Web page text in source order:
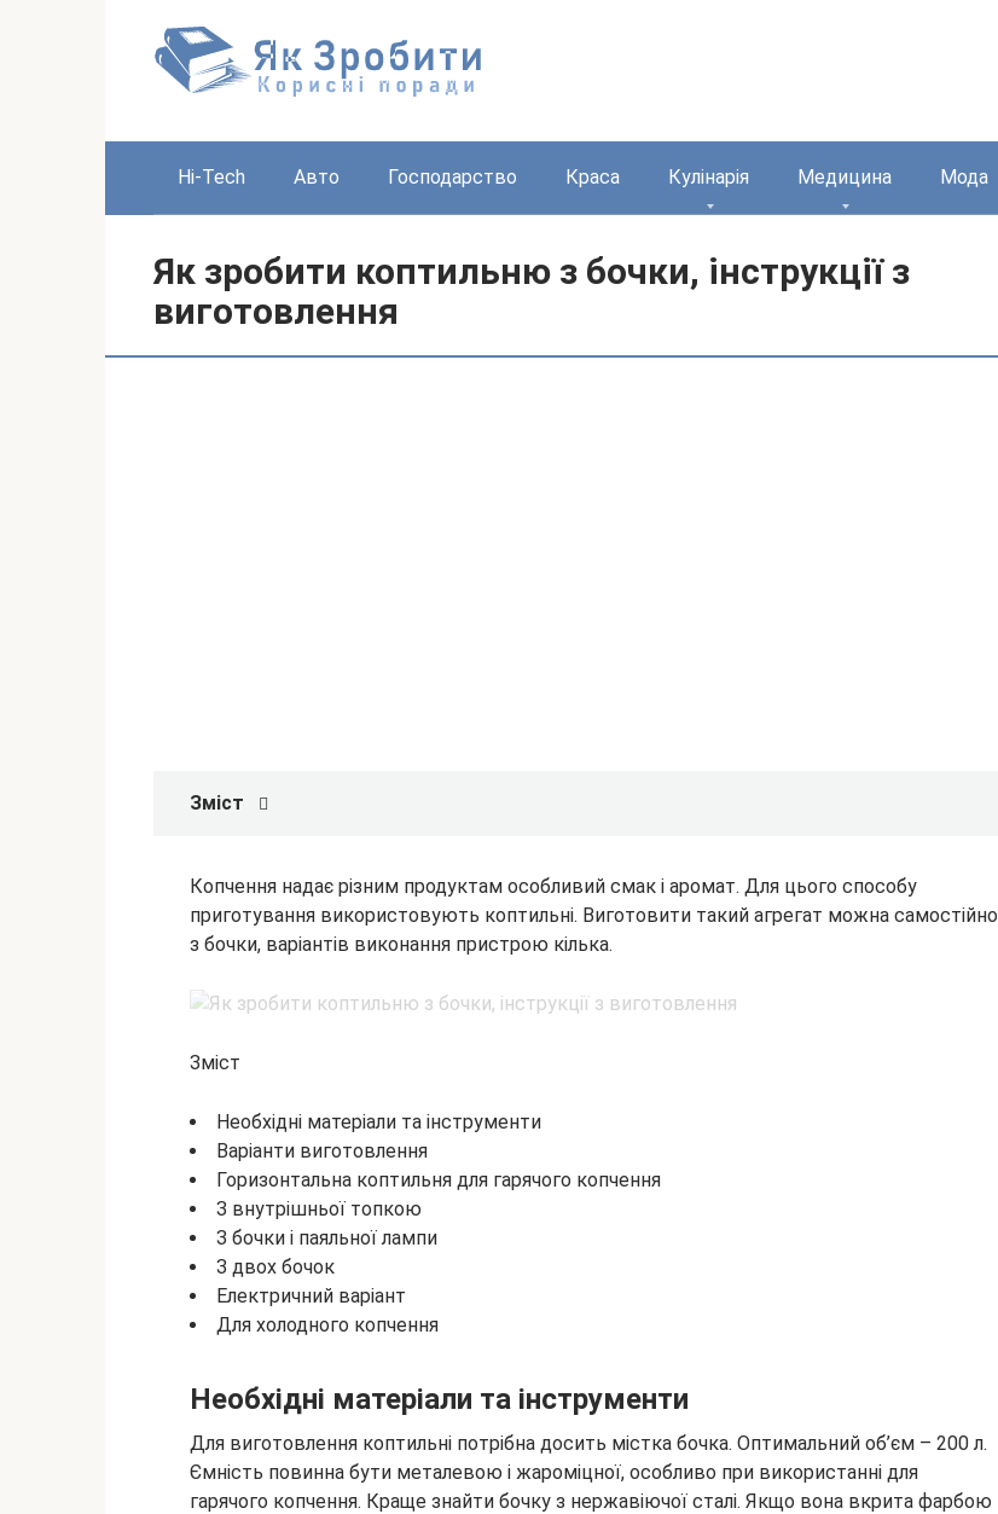
Hi-Tech Авто Господарство Краса Кулінарія Медицина Мода
Як зробити коптильню з бочки, інструкції з
виготовлення
Зміст
Копчення надає різним продуктам особливий смак і аромат. Для цього способу
приготування використовують коптильні. Виготовити такий агрегат можна самостійно
з бочки, варіантів виконання пристрою кілька.
Зміст
Необхідні матеріали та інструменти
Варіанти виготовлення
Горизонтальна коптильня для гарячого копчення
З внутрішньої топкою
З бочки і паяльної лампи
З двох бочок
Електричний варіант
Для холодного копчення
Необхідні матеріали та інструменти
Для виготовлення коптильні потрібна досить містка бочка. Оптимальний об’єм – 200 л.
Ємність повинна бути металевою і жароміцної, особливо при використанні для
гарячого копчення. Краще знайти бочку з нержавіючої сталі. Якщо вона вкрита фарбою